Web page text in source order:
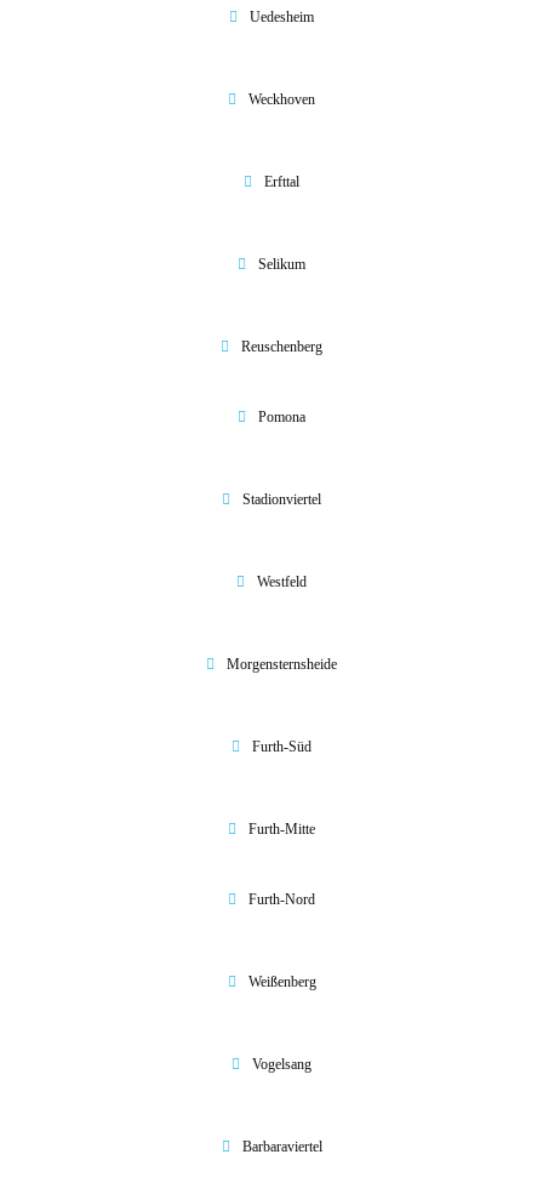
Uedesheim
Weckhoven
Erfttal
Selikum
Reuschenberg
Pomona
Stadionviertel
Westfeld
Morgensternsheide
Furth-Süd
Furth-Mitte
Furth-Nord
Weißenberg
Vogelsang
Barbaraviertel